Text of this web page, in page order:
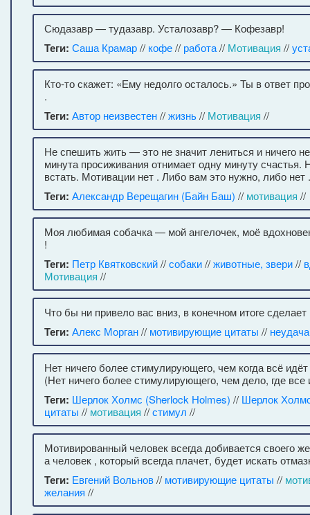
Сюдазавр — тудазавр. Усталозавр? — Кофезавр!
Теги: Саша Крамар// кофе// работа// Мотивация //
Кто-то скажет: «Ему недолго осталось.» Ты в ответ
.
Теги: Автор неизвестен//жизнь// Мотивация //
Не спешить жить — это не значит лениться и ничего
минута просиживания отнимает одну минуту
встать. Мотивации нет . Либо вам это нужно, либо нет .
Теги: Александр Верещагин (Байн Баш) // мотивация //
Моя любимая собачка — мой ангелочек, моё
!
Теги: Петр Квятковский//собаки//животные, звери//
Мотивация //
Что бы ни привело вас вниз, в конечном итоге
Теги: Алекс Морган// мотивирующие цитаты // неудача
Нет ничего более стимулирующего, чем когда всё идёт
(Нет ничего более стимулирующего, чем дело, где все
Теги: Шерлок Холмс (Sherlock Holmes) // Шерлок
цитаты // мотивация //стимул //
Мотивированный человек всегда добивается своего
а человек , который всегда плачет, будет искать
Теги: Евгений Вольнов// мотивирующие цитаты //
желания //